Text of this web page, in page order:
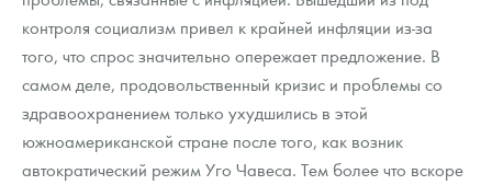
Наборы подарочных и коллекционных монет
Монеты и жетоны из недрагоценных металлов
Книги по нумизматике
контроля социализм привел к крайней инфляции из-за
того, что спрос значительно опережает предложение. В
самом деле, продовольственный кризис и проблемы со
здравоохранением только ухудшились в этой
южноамериканской стране после того, как возник
автократический режим Уго Чавеса. Тем более что вскоре